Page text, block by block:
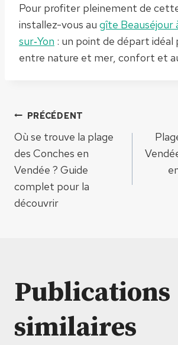
Pour profiter pleinement de
installez-vous au gîte Beauséjour
sur‑Yon : un point de départ idéal
entre nature et mer, confort et
Navigation
de
l’article
PRÉCÉDENT
Où se trouve la plage
des Conches en
Vendée ? Guide
complet pour la
découvrir
Publications
similaires